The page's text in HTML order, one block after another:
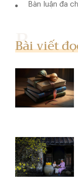
Bàn luận đa
Bài viết